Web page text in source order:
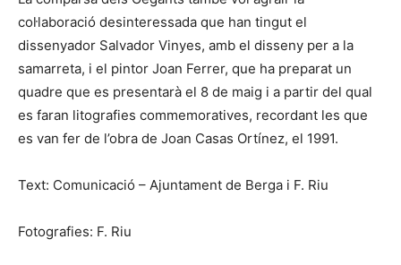
col·laboració desinteressada que han tingut el
dissenyador Salvador Vinyes, amb el disseny per a la
samarreta, i el pintor Joan Ferrer, que ha preparat un
quadre que es presentarà el 8 de maig i a partir del qual
es faran litografies commemoratives, recordant les que
es van fer de l’obra de Joan Casas Ortínez, el 1991.
Text: Comunicació – Ajuntament de Berga i F. Riu
Fotografies: F. Riu